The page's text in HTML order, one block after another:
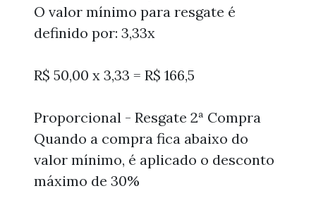
O valor mínimo para resgate é
definido por: 3,33x
R$ 50,00 x 3,33 = R$ 166,5
Proporcional - Resgate 2ª Compra
Quando a compra fica abaixo do
valor mínimo, é aplicado o desconto
máximo de 30%